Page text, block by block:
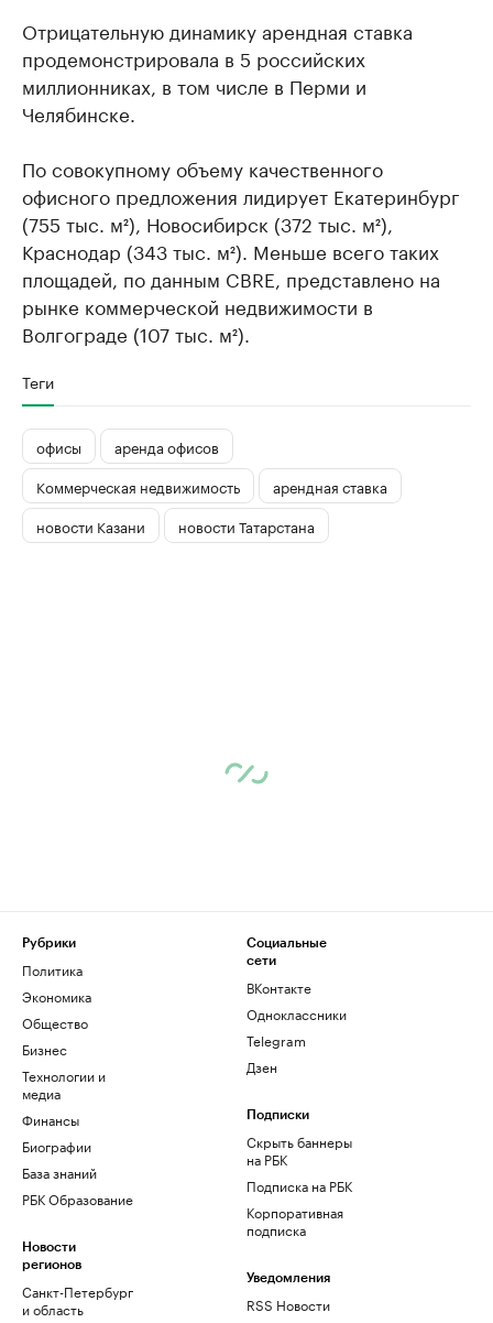
Отрицательную динамику арендная ставка
продемонстрировала в 5 российских
миллионниках, в том числе в Перми и
Челябинске.
По совокупному объему качественного
офисного предложения лидирует Екатеринбург
(755 тыс. м²), Новосибирск (372 тыс. м²),
Краснодар (343 тыс. м²). Меньше всего таких
площадей, по данным CBRE, представлено на
рынке коммерческой недвижимости в
Волгограде (107 тыс. м²).
Теги
офисы
аренда офисов
Коммерческая недвижимость
арендная ставка
новости Казани
новости Татарстана
Рубрики
Политика
Экономика
Общество
Бизнес
Технологии и
медиа
Финансы
Биографии
База знаний
РБК Образование
Новости
регионов
Санкт-Петербург
и область
Социальные
сети
ВКонтакте
Одноклассники
Telegram
Дзен
Подписки
Скрыть баннеры
на РБК
Подписка на РБК
Корпоративная
подписка
Уведомления
RSS Новости